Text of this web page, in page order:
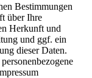
Bestimmungen
über Ihre
Herkunft und
und ggf. ein
dieser Daten.